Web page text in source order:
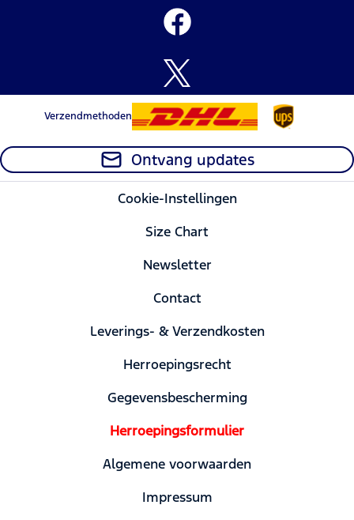
Verzendmethoden
Ontvang updates
Cookie-Instellingen
Size Chart
Newsletter
Contact
Leverings- & Verzendkosten
Herroepingsrecht
Gegevensbescherming
Herroepingsformulier
Algemene voorwaarden
Impressum